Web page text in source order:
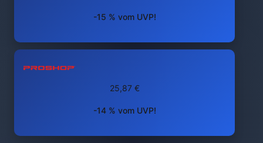
-15 % vom UVP!
25,87 €
-14 % vom UVP!